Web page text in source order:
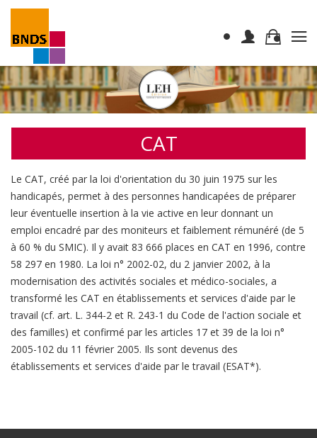
CAT
Le CAT, créé par la loi d'orientation du 30 juin 1975 sur les
handicapés, permet à des personnes handicapées de préparer
leur éventuelle insertion à la vie active en leur donnant un
emploi encadré par des moniteurs et faiblement rémunéré (de 5
à 60 % du SMIC). Il y avait 83 666 places en CAT en 1996, contre
58 297 en 1980. La loi n° 2002-02, du 2 janvier 2002, à la
modernisation des activités sociales et médico-sociales, a
transformé les CAT en établissements et services d'aide par le
travail (cf. art. L. 344-2 et R. 243-1 du Code de l'action sociale et
des familles) et confirmé par les articles 17 et 39 de la loi n°
2005-102 du 11 février 2005. Ils sont devenus des
établissements et services d'aide par le travail (ESAT*).